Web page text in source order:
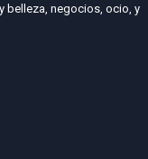
belleza, negocios, ocio, y